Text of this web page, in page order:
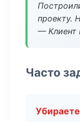
проекту.
— Клиент
Часто